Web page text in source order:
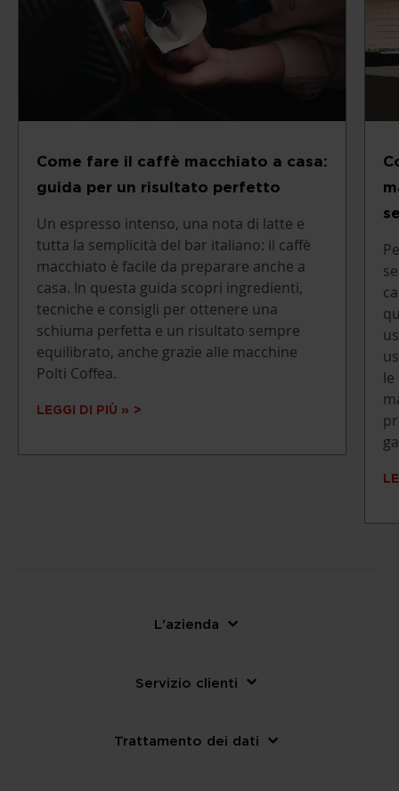
Come fare il caffè macchiato a casa:
guida per un risultato perfetto
Un espresso intenso, una nota di latte e
tutta la semplicità del bar italiano: il caffè
macchiato è facile da preparare anche a
casa. In questa guida scopri ingredienti,
tecniche e consigli per ottenere una
schiuma perfetta e un risultato sempre
equilibrato, anche grazie alle macchine
Polti Coffea.
LEGGI DI PIÙ »
L'azienda
Servizio clienti
Trattamento dei dati